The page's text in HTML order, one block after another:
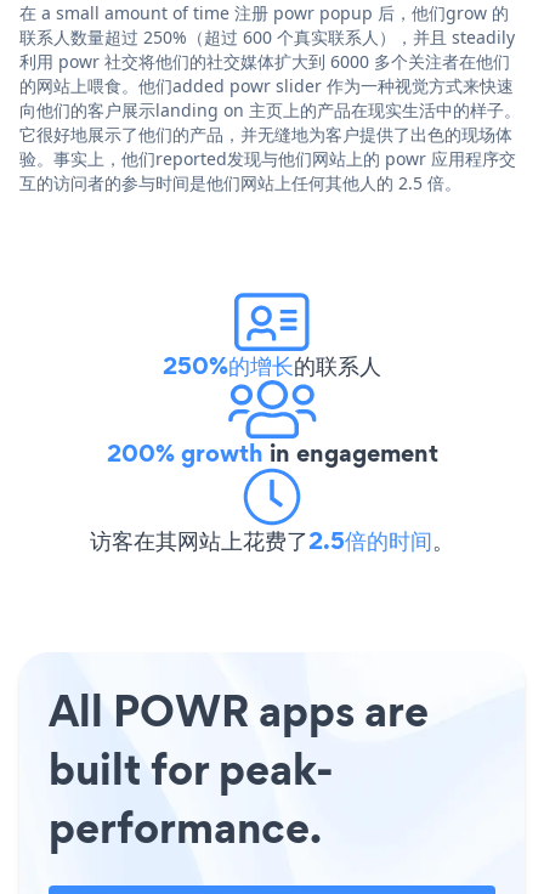
在 a small amount of time 注册 powr popup 后，他们grow 的
联系人数量超过 250%（超过 600 个真实联系人），并且 steadily
利用 powr 社交将他们的社交媒体扩大到 6000 多个关注者在他们
的网站上喂食。他们added powr slider 作为一种视觉方式来快速
向他们的客户展示landing on 主页上的产品在现实生活中的样子。
它很好地展示了他们的产品，并无缝地为客户提供了出色的现场体
验。事实上，他们reported发现与他们网站上的 powr 应用程序交
互的访问者的参与时间是他们网站上任何其他人的 2.5 倍。
250%的增长的联系人
200% growth in engagement
访客在其网站上花费了2.5倍的时间。
All POWR apps are
built for peak-
performance.